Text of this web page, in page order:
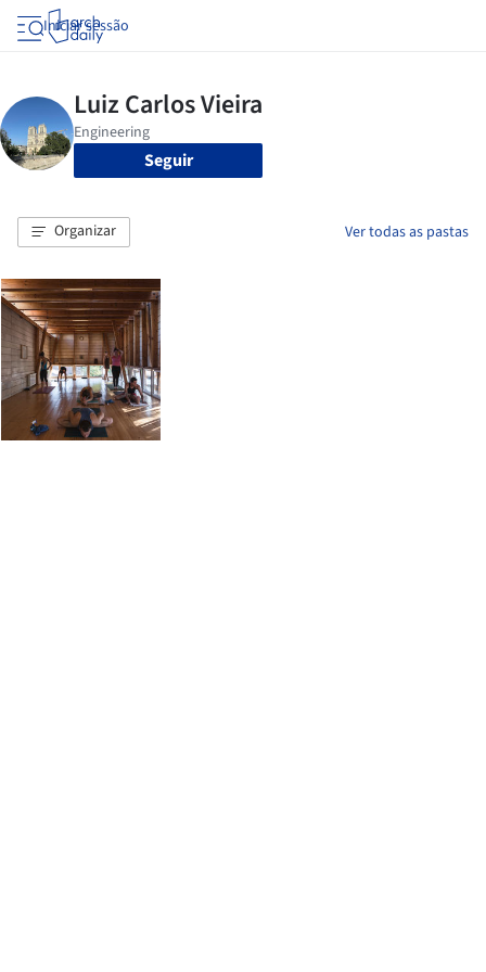
Iniciar sessão
Seguir
Organizar Ver todas as pastas